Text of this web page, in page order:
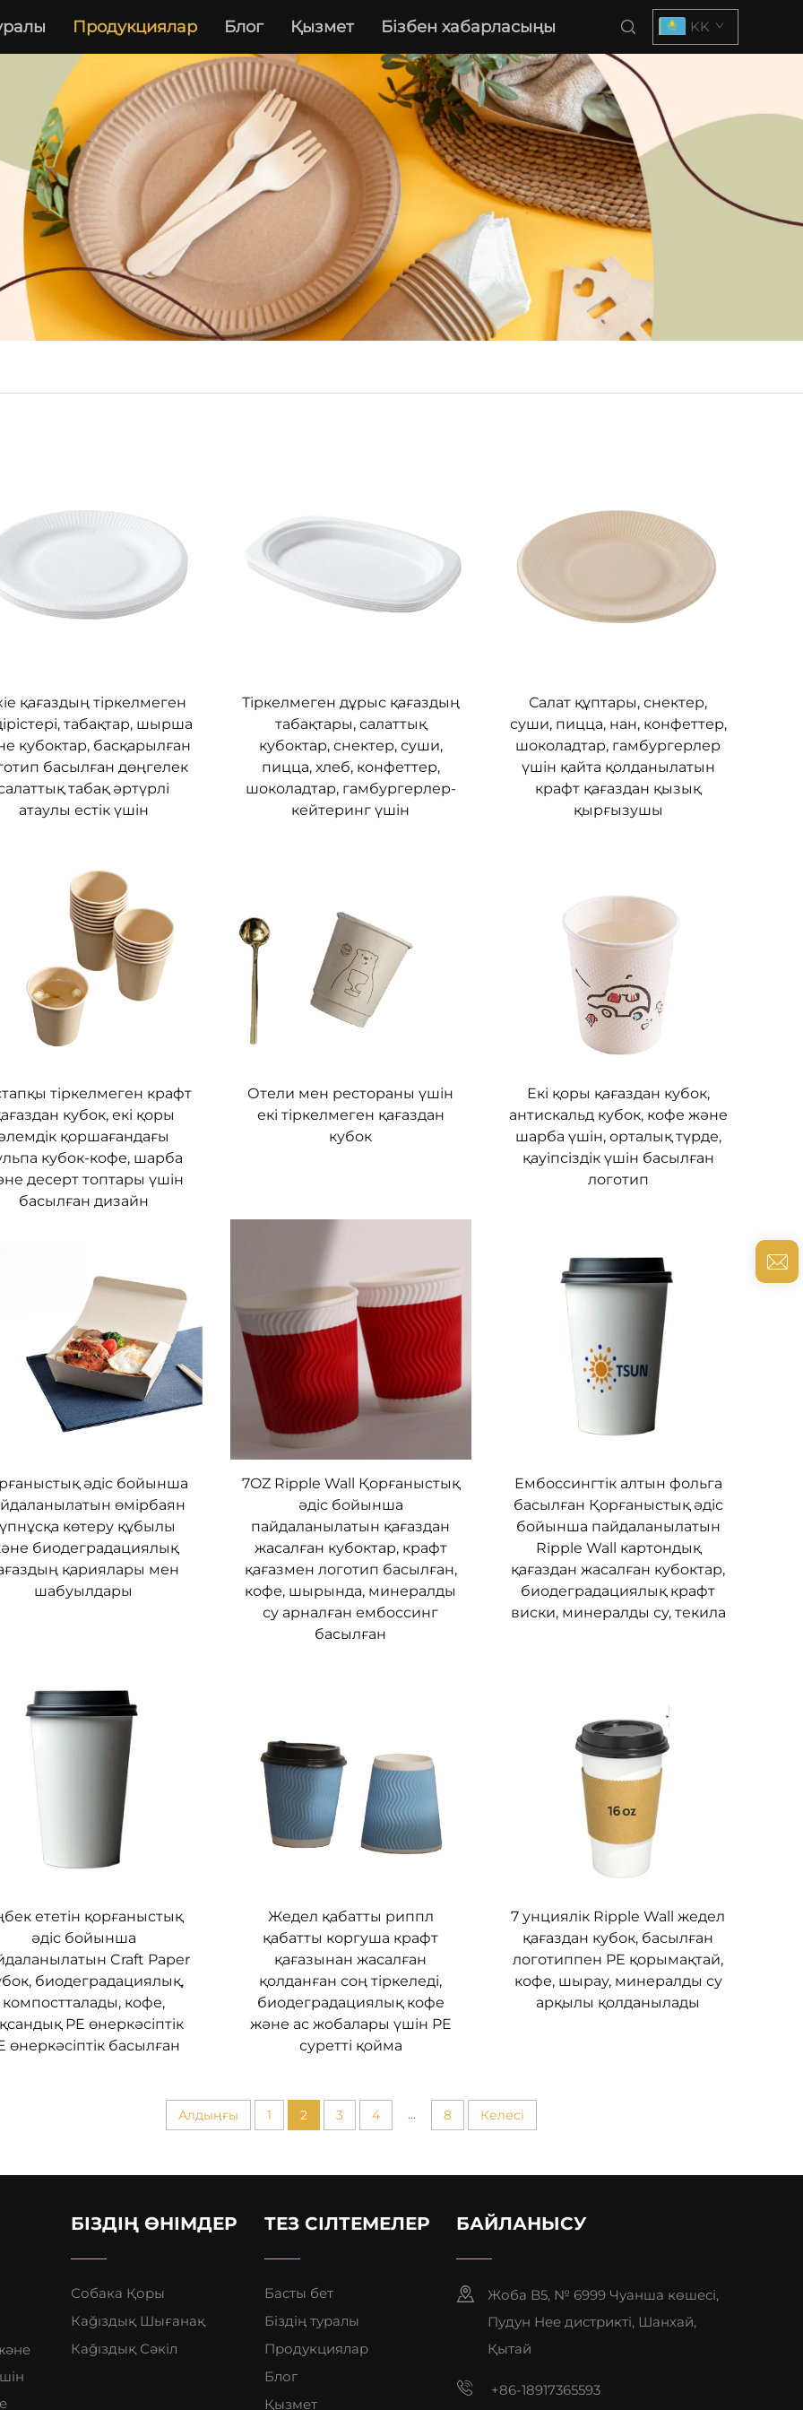
Продукциялар Блог Қызмет Бізбен хабарласыңы KK
қағаздың тіркелмеген
табақтар, шырша
кубоктар, басқарылған
басылған дөңгелек
табақ әртүрлі
атаулы естік үшін
Тіркелмеген дұрыс қағаздың
табақтары, салаттық
кубоктар, снектер, суши,
пицца, хлеб, конфеттер,
шоколадтар, гамбургерлер-
кейтеринг үшін
Салат құптары, снектер,
суши, пицца, нан, конфеттер,
шоколадтар, гамбургерлер
үшін қайта қолданылатын
крафт қағаздан қызық
қырғызушы
тіркелмеген крафт
кубок, екі қоры
қоршағандағы
кубок-кофе, шарба
десерт топтары үшін
басылған дизайн
Отели мен рестораны үшін
екі тіркелмеген қағаздан
кубок
Екі қоры қағаздан кубок,
антискальд кубок, кофе және
шарба үшін, орталық түрде,
қауіпсіздік үшін басылған
логотип
әдіс бойынша
өмірбаян
көтеру құбылы
биодеградациялық
қариялары мен
шабуылдары
7OZ Ripple Wall Қорғаныстық
әдіс бойынша
пайдаланылатын қағаздан
жасалған кубоктар, крафт
қағазмен логотип басылған,
кофе, шырында, минералды
су арналған ембоссинг
басылған
Ембоссингтік алтын фольга
басылған Қорғаныстық әдіс
бойынша пайдаланылатын
Ripple Wall картондық
қағаздан жасалған кубоктар,
биодеградациялық крафт
виски, минералды су, текила
ететін қорғаныстық
әдіс бойынша
Craft Paper
биодеградациялық,
компостталады, кофе,
PE өнеркәсіптік
өнеркәсіптік басылған
Жедел қабатты риппл
қабатты коргуша крафт
қағазынан жасалған
қолданған соң тіркеледі,
биодеградациялық кофе
және ас жобалары үшін PE
суретті қойма
7 унциялік Ripple Wall жедел
қағаздан кубок, басылған
логотиппен PE қорымақтай,
кофе, шырау, минералды су
арқылы қолданылады
Алдыңғы 1 2 3 4 ... 8 Келесі
БІЗДІҢ ӨНІМДЕР
Собака Қоры
Кağıздық Шығанақ
Кağıздық Сәкіл
ТЕЗ СІЛТЕМЕЛЕР
Басты бет
Біздің туралы
Продукциялар
Блог
Қызмет
БАЙЛАНЫСУ
Жоба B5, № 6999 Чуанша көшесі,
Пудун Нее дистрикті, Шанхай,
Қытай
+86-18917365593